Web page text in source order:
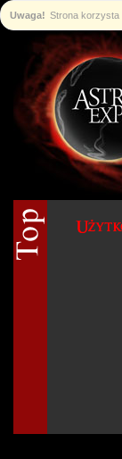
Uwaga! Strona korzysta